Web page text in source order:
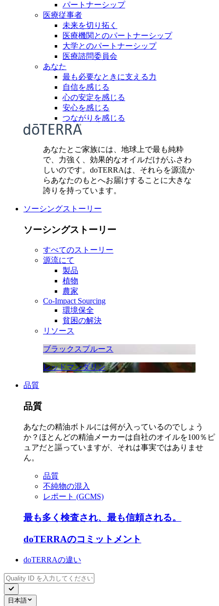
パートナーシップ
医療従事者
未来を切り拓く
医療機関とのパートナーシップ
大学とのパートナーシップ
医療諮問委員会
あなた
最も必要なときに支える力
自信を感じる
心の安定を感じる
安心を感じる
つながりを感じる
あなたとご家族には、地球上で最も純粋
で、力強く、効果的なオイルだけがふさわ
しいのです。doTERRAは、それらを源流か
らあなたのもとへお届けすることに大きな
誇りを持っています。
ソーシングストーリー
ソーシングストーリー
すべてのストーリー
源流にて
製品
植物
農家
Co-Impact Sourcing
環境保全
貧困の解決
リソース
ブラックスプルース
レッドマンダリン
品質
品質
あなたの精油ボトルには何が入っているのでしょう
か？ほとんどの精油メーカーは自社のオイルを100％ピ
ュアだと謳っていますが、それは事実ではありませ
ん。
品質
不純物の混入
レポート (GCMS)
最も多く検査され、最も信頼される。
doTERRAのコミットメント
doTERRAの違い
日本語